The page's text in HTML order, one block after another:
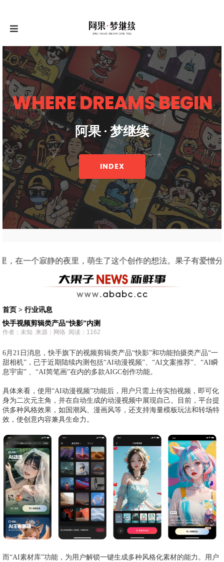
的夜里，萌生了这个创作的想法。果子有爱憎分明，
首页 > 行业讯息
快手视频剪辑类产品“快影”内测
作者：未知 来源：网络 阅读：1162
6月21日消息，快手旗下的视频剪辑类产品“快影”和功能拍摄类产品“一
甜相机”，已于近期陆续内测包括“AI动漫视频”、“AI文案推荐”、“AI瞬
息宇宙” 、“AI简笔画”在内的多款AIGC创作功能。
具体来看，使用“AI动漫视频”功能后，用户只需上传实拍视频，即可化
身为二次元主角，并在自动生成的动漫视频中展现自己。目前，平台提
供多种风格效果，如国潮风、漫画风等，还支持海量模板玩法和转场特
效，使创意内容兼具生命力。
而“AI素材库”功能，为用户解锁一键生成多种风格化素材的能力。用户